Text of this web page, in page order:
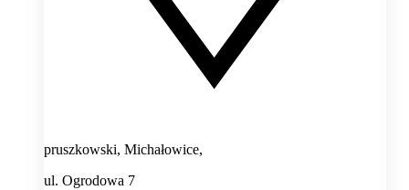
pruszkowski, Michałowice,
ul. Ogrodowa 7